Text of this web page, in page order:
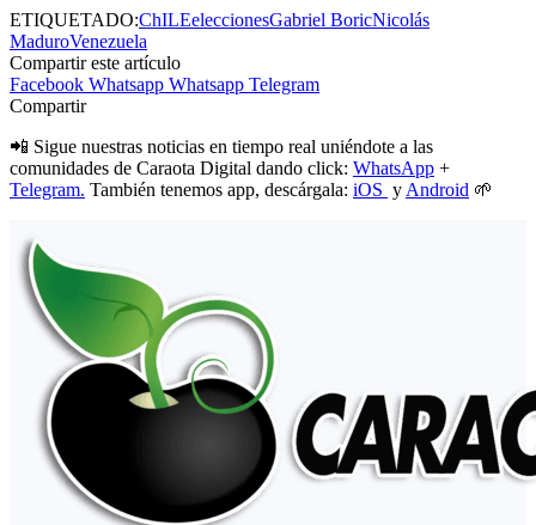
ETIQUETADO:ChILEeleccionesGabriel BoricNicolás
MaduroVenezuela
Compartir este artículo
Facebook Whatsapp Whatsapp Telegram
Compartir
📲 Sigue nuestras noticias en tiempo real uniéndote a las
comunidades de Caraota Digital dando click: WhatsApp +
Telegram. También tenemos app, descárgala: iOS y Android 🌱